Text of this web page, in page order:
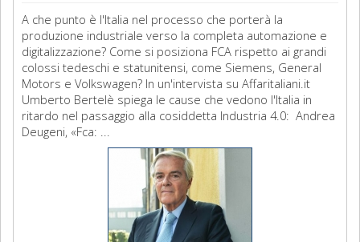
A che punto è l'Italia nel processo che porterà la
produzione industriale verso la completa automazione e
digitalizzazione? Come si posiziona FCA rispetto ai grandi
colossi tedeschi e statunitensi, come Siemens, General
Motors e Volkswagen? In un'intervista su Affaritaliani.it
Umberto Bertelè spiega le cause che vedono l'Italia in
ritardo nel passaggio alla cosiddetta Industria 4.0: Andrea
Deugeni, «Fca: ...